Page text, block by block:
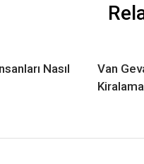
Nasıl
Van
Kiralama